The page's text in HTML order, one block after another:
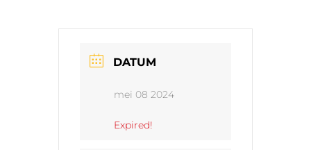
DATUM
mei 08 2024
Expired!